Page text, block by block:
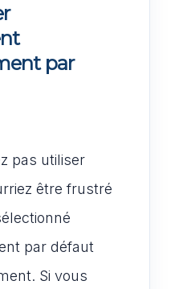
par
pas utiliser
être frustré
par défaut
Si vous